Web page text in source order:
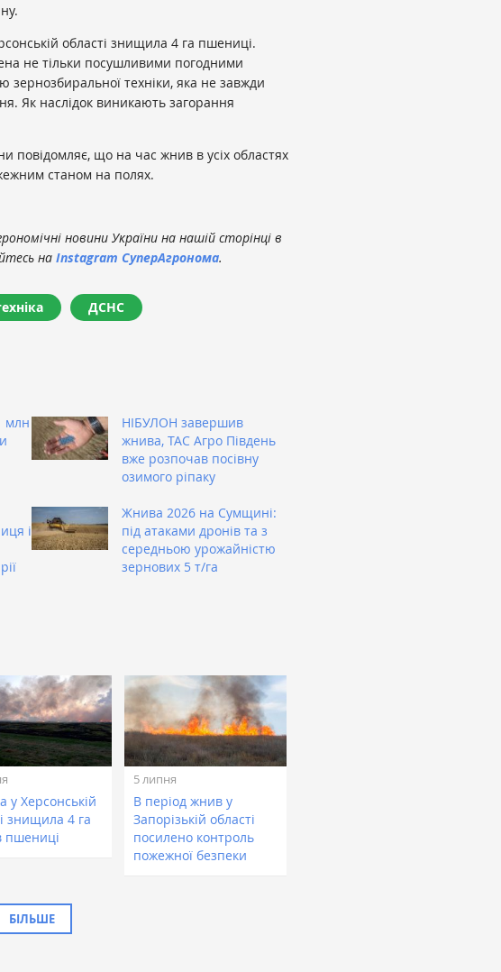
області знищила 4 га пшениці.
не тільки посушливими погодними
техніки, яка не завжди
Як наслідок виникають загорання
повідомляє, що на час жнив в усіх областях
станом на полях.
новини України на нашій сторінці в
на Instagram СуперАгронома.
ДСНС
млн
НІБУЛОН завершив
жнива, ТАС Агро Південь
вже розпочав посівну
озимого ріпаку
і
Жнива 2026 на Сумщині:
під атаками дронів та з
середньою урожайністю
зернових 5 т/га
у Херсонській
знищила 4 га
пшениці
5 липня
​В період жнив у
Запорізькій області
посилено контроль
пожежної безпеки
БІЛЬШЕ